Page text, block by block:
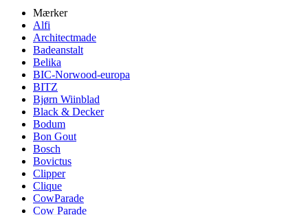
Mærker
Alfi
Architectmade
Badeanstalt
Belika
BIC-Norwood-europa
BITZ
Bjørn Wiinblad
Black & Decker
Bodum
Bon Gout
Bosch
Bovictus
Clipper
Clique
CowParade
Cow Parade